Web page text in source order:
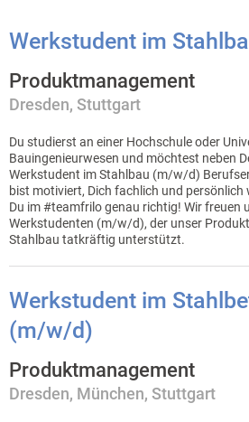
Werkstudent im
Produktmanagement
Dresden Stuttgart
Du studierst an einer Hochschule oder
Bauingenieurwesen und möchtest neben
Werkstudent im Stahlbau (m/w/d)
bist motiviert, Dich fachlich und persönlich
Du im #teamfrilo genau richtig! Wir freuen
Werkstudenten (m/w/d), der unser
Stahlbau tatkräftig unterstützt.
Werkstudent im
(m/w/d)
Produktmanagement
Dresden München Stuttgart